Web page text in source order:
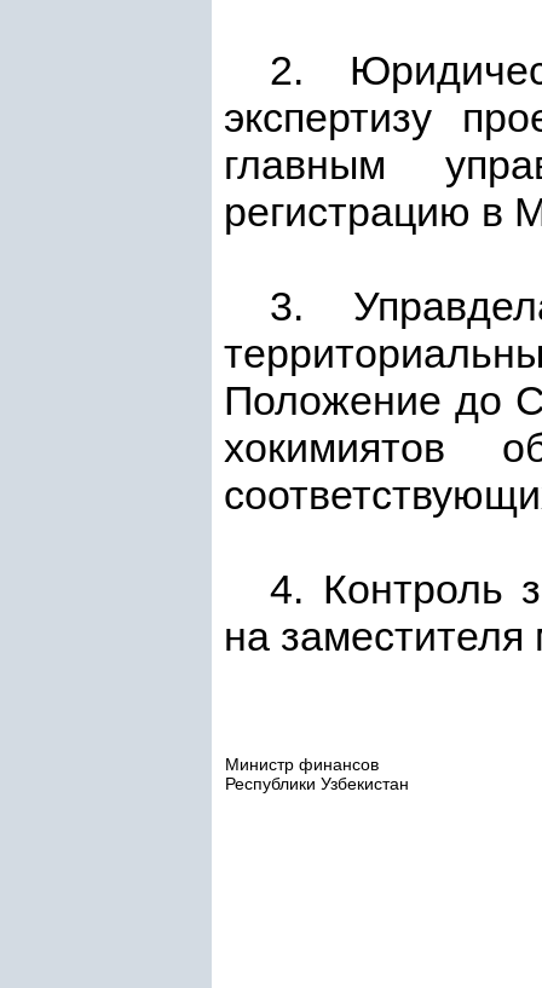
2.
экспертизу
главным
регистрацию в
3.
Положение до
хокимиятов
4. Контроль
на
Министр финансов
Республики Узбекистан